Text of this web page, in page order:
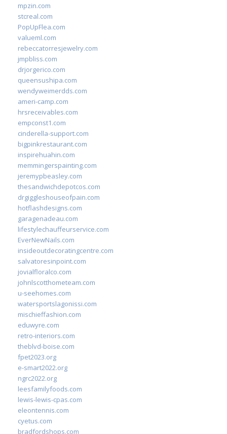
mpzin.com
stcreal.com
PopUpFlea.com
valueml.com
rebeccatorresjewelry.com
jmpbliss.com
drjorgerico.com
queensushipa.com
wendyweimerdds.com
ameri-camp.com
hrsreceivables.com
empconst1.com
cinderella-support.com
bigpinkrestaurant.com
inspirehuahin.com
memmingerspainting.com
jeremypbeasley.com
thesandwichdepotcos.com
drgiggleshouseofpain.com
hotflashdesigns.com
garagenadeau.com
lifestylechauffeurservice.com
EverNewNails.com
insideoutdecoratingcentre.com
salvatoresinpoint.com
jovialfloralco.com
johnlscotthometeam.com
u-seehomes.com
watersportslagonissi.com
mischieffashion.com
eduwyre.com
retro-interiors.com
theblvd-boise.com
fpet2023.org
e-smart2022.org
ngrc2022.org
leesfamilyfoods.com
lewis-lewis-cpas.com
eleontennis.com
cyetus.com
bradfordshops.com